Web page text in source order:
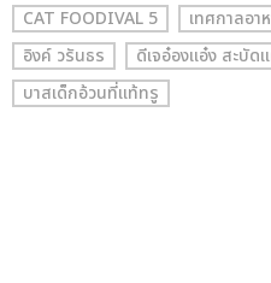
CAT FOODIVAL 5 เทศกาลอา
อิงค์ วรันธร
ดีเจอ๋องแอ๋ง สะบัด
บาสเด็กอ้วนที่แท้ทรู